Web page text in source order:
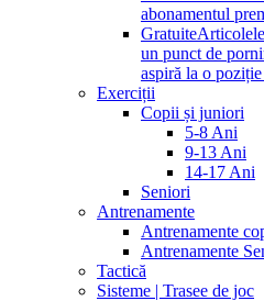
abonamentul
Gratuite
un punct de
aspiră la o
Exerciții
Copii și juniori
5-8 Ani
9-13 Ani
14-17 Ani
Seniori
Antrenamente
Antrenamente
Antrenamente
Tactică
Sisteme | Trasee de joc